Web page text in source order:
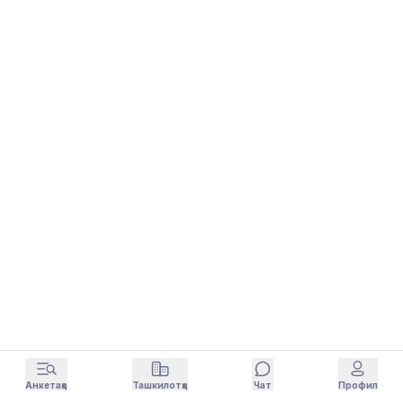
Анкетаҳо Ташкилотҳо Чат Профил